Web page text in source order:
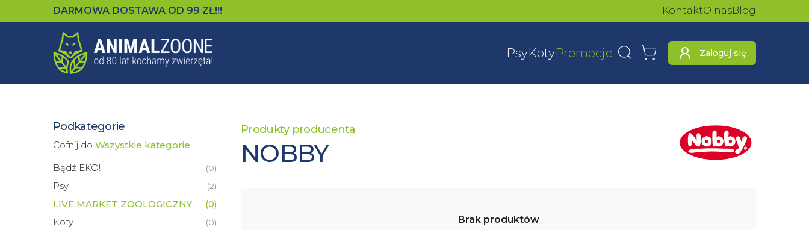
DARMOWA DOSTAWA OD 99 ZŁ!!! KontaktO nasBlog
PsyKotyPromocje WyszukajKoszyk Zaloguj się
Produkty producenta
NOBBY
Podkategorie
Cofnij do Wszystkie kategorie
Bądź EKO!
(0)
Psy (2)
LIVE MARKET ZOOLOGICZNY (0)
Koty (0)
Brak produktów